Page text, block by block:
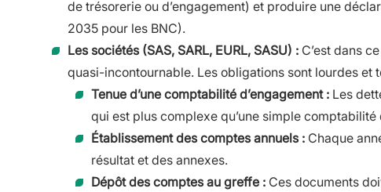
de trésorerie ou d’engagement) et produire une
2035 pour les BNC).
Les sociétés (SAS, SARL, EURL, SASU) : C’est dans
quasi-incontournable. Les obligations sont lourdes et
Tenue d’une comptabilité d’engagement : Les
qui est plus complexe qu’une simple comptabilité
Établissement des comptes annuels : Chaque
résultat et des annexes.
Dépôt des comptes au greffe : Ces documents